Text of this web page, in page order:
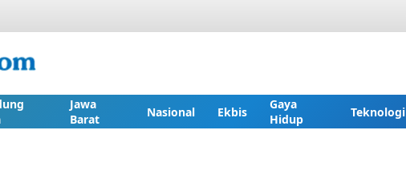
Jawa
Barat
Nasional Ekbis
Gaya
Hidup
Teknologi